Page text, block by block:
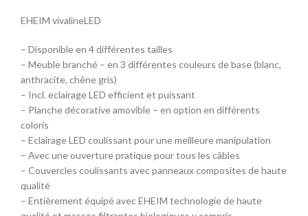
EHEIM vivalineLED
– Disponible en 4 différentes tailles
– Meuble branché – en 3 différentes couleurs de base (blanc,
anthracite, chêne gris)
– Incl. eclairage LED efficient et puissant
– Planche décorative amovible – en option en différents
coloris
– Eclairage LED coulissant pour une meilleure manipulation
– Avec une ouverture pratique pour tous les câbles
– Couvercles coulissants avec panneaux composites de haute
qualité
– Entièrement équipé avec EHEIM technologie de haute